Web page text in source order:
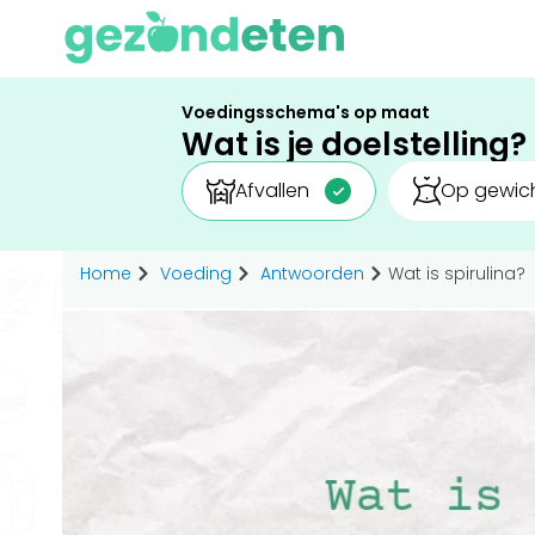
Voedingsschema's op maat
Wat is je doelstelling?
Afvallen Op
Home Voeding Antwoorden Wat is spirulina?